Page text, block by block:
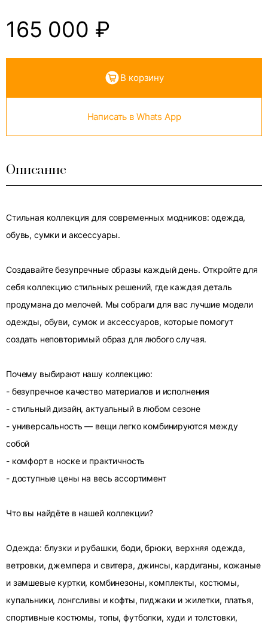
165 000 ₽
В корзину
Написать в Whats App
Описание
Стильная коллекция для современных модников: одежда,
обувь, сумки и аксессуары.
Создавайте безупречные образы каждый день. Откройте для
себя коллекцию стильных решений, где каждая деталь
продумана до мелочей. Мы собрали для вас лучшие модели
одежды, обуви, сумок и аксессуаров, которые помогут
создать неповторимый образ для любого случая.
Почему выбирают нашу коллекцию:
- безупречное качество материалов и исполнения
- стильный дизайн, актуальный в любом сезоне
- универсальность — вещи легко комбинируются между
собой
- комфорт в носке и практичность
- доступные цены на весь ассортимент
Что вы найдёте в нашей коллекции?
Одежда: блузки и рубашки, боди, брюки, верхняя одежда,
ветровки, джемпера и свитера, джинсы, кардиганы, кожаные
и замшевые куртки, комбинезоны, комплекты, костюмы,
купальники, лонгсливы и кофты, пиджаки и жилетки, платья,
спортивные костюмы, топы, футболки, худи и толстовки,